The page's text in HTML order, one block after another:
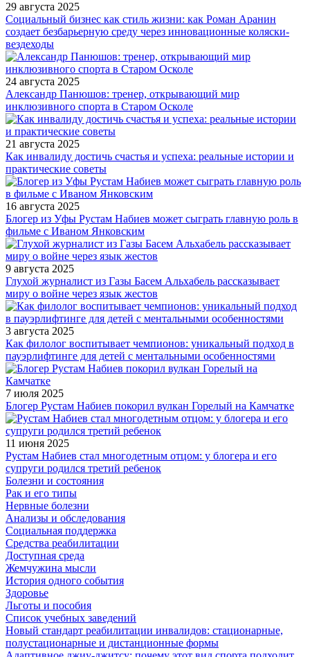
29 августа 2025
Социальный бизнес как стиль жизни: как Роман Аранин
создает безбарьерную среду через инновационные коляски-
вездеходы
24 августа 2025
Александр Панюшов: тренер, открывающий мир
инклюзивного спорта в Старом Осколе
21 августа 2025
Как инвалиду достичь счастья и успеха: реальные истории и
практические советы
16 августа 2025
Блогер из Уфы Рустам Набиев может сыграть главную роль в
фильме с Иваном Янковским
9 августа 2025
Глухой журналист из Газы Басем Альхабель рассказывает
миру о войне через язык жестов
3 августа 2025
Как филолог воспитывает чемпионов: уникальный подход в
пауэрлифтинге для детей с ментальными особенностями
7 июля 2025
Блогер Рустам Набиев покорил вулкан Горелый на Камчатке
11 июня 2025
Рустам Набиев стал многодетным отцом: у блогера и его
супруги родился третий ребенок
Болезни и состояния
Рак и его типы
Нервные болезни
Анализы и обследования
Социальная поддержка
Средства реабилитации
Доступная среда
Жемчужина мысли
История одного события
Здоровье
Льготы и пособия
Список учебных заведений
Новый стандарт реабилитации инвалидов: стационарные,
полустационарные и дистанционные формы